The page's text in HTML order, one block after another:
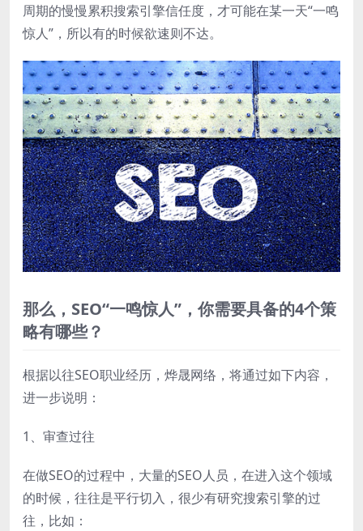
周期的慢慢累积搜索引擎信任度，才可能在某一天“一鸣
惊人”，所以有的时候欲速则不达。
那么，SEO“一鸣惊人”，你需要具备的4个策
略有哪些？
根据以往SEO职业经历，烨晟网络，将通过如下内容，
进一步说明：
1、审查过往
在做SEO的过程中，大量的SEO人员，在进入这个领域
的时候，往往是平行切入，很少有研究搜索引擎的过
往，比如：